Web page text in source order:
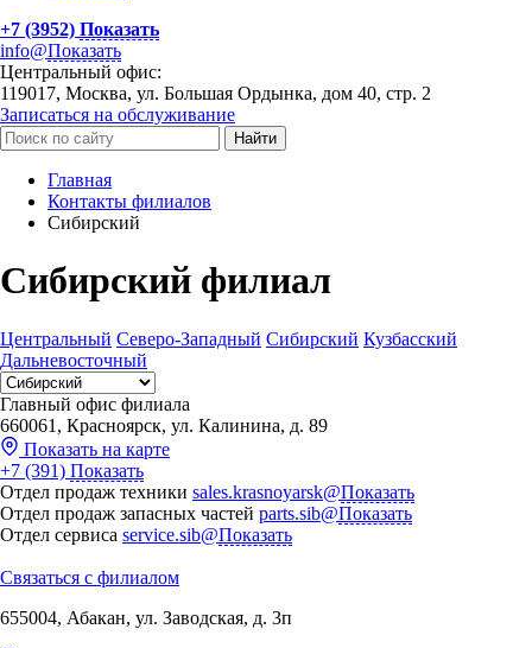
+7 (3952) Показать
info@Показать
Центральный офис:
119017, Москва, ул. Большая Ордынка, дом 40, стр. 2
Записаться на обслуживание
Найти
Главная
Контакты филиалов
Сибирский
Сибирский филиал
Центральный Северо-Западный Сибирский Кузбасский
Дальневосточный
Главный офис филиала
660061, Красноярск, ул. Калинина, д. 89
Показать на карте
+7 (391) Показать
Отдел продаж техники sales.krasnoyarsk@Показать
Отдел продаж запасных частей parts.sib@Показать
Отдел сервиса service.sib@Показать
Связаться с филиалом
655004, Абакан, ул. Заводская, д. 3п